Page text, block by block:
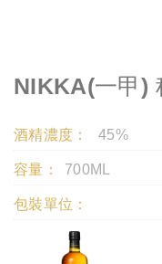
NIKKA(一甲)
酒精濃度： 45%
容量： 700ML
包裝單位：